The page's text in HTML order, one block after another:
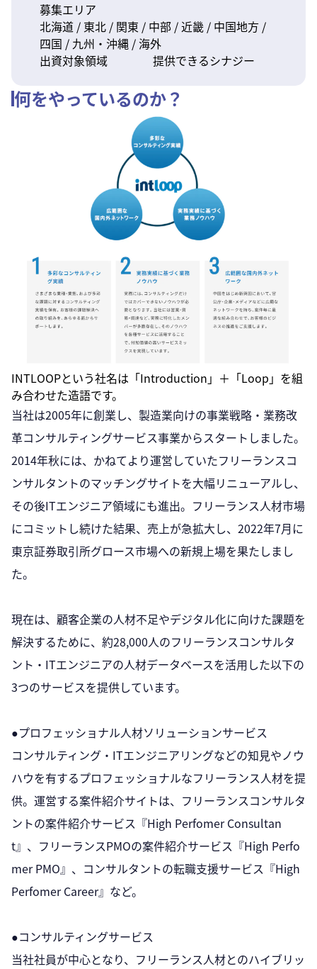
募集エリア
北海道 / 東北 / 関東 / 中部 / 近畿 / 中国地方 /
四国 / 九州・沖縄 / 海外
出資対象領域
提供できるシナジー
何をやっているのか？
INTLOOPという社名は「Introduction」＋「Loop」を組
み合わせた造語です。
当社は2005年に創業し、製造業向けの事業戦略・業務改
革コンサルティングサービス事業からスタートしました。
2014年秋には、かねてより運営していたフリーランスコ
ンサルタントのマッチングサイトを大幅リニューアルし、
その後ITエンジニア領域にも進出。フリーランス人材市場
にコミットし続けた結果、売上が急拡大し、2022年7月に
東京証券取引所グロース市場への新規上場を果たしまし
た。
現在は、顧客企業の人材不足やデジタル化に向けた課題を
解決するために、約28,000人のフリーランスコンサルタ
ント・ITエンジニアの人材データベースを活用した以下の
3つのサービスを提供しています。
●プロフェッショナル人材ソリューションサービス
コンサルティング・ITエンジニアリングなどの知見やノウ
ハウを有するプロフェッショナルなフリーランス人材を提
供。運営する案件紹介サイトは、フリーランスコンサルタ
ントの案件紹介サービス『High Perfomer Consultan
t』、フリーランスPMOの案件紹介サービス『High Perfo
mer PMO』、コンサルタントの転職支援サービス『High
Perfomer Career』など。
●コンサルティングサービス
当社社員が中心となり、フリーランス人材とのハイブリッ